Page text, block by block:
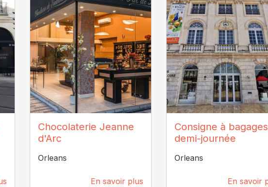
Chocolaterie Jeanne
d'Arc
Orleans
En savoir plus
Tourisme
Consigne à bagages
demi-journée
Orleans
En savoir